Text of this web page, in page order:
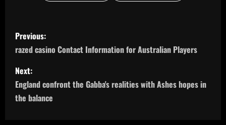
P
o
s
t
Previous:
razed casino Contact Information for Australian Players
Next:
England confront the Gabba's realities with Ashes hopes in
the balance